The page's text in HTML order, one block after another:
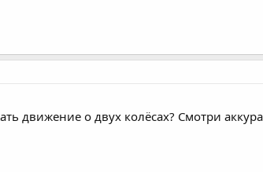
движение о двух колёсах? Смотри